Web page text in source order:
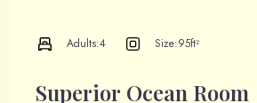
Superior Ocean Room
Adults:4 Size:95ft²